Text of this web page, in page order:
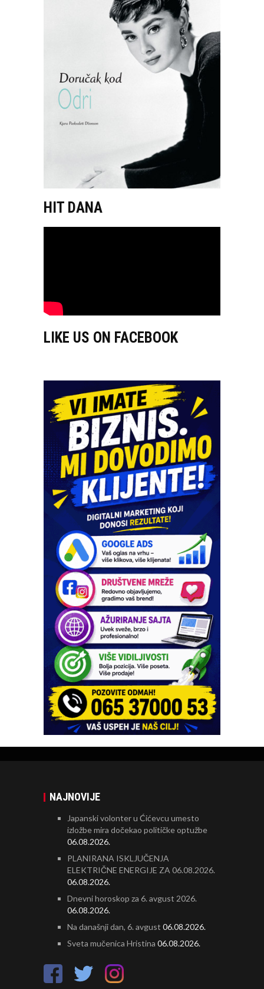
HIT DANA
LIKE US ON FACEBOOK
NAJNOVIJE
Japanski volonter u Ćićevcu umesto
izložbe mira dočekao političke optužbe
06.08.2026.
PLANIRANA ISKLJUČENJA
ELEKTRIČNE ENERGIJE ZA 06.08.2026.
06.08.2026.
Dnevni horoskop za 6. avgust 2026.
06.08.2026.
Na današnji dan, 6. avgust 06.08.2026.
Sveta mučenica Hristina 06.08.2026.